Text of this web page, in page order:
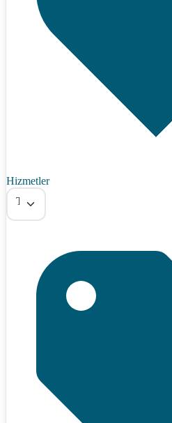
Hizmetler
Tümü